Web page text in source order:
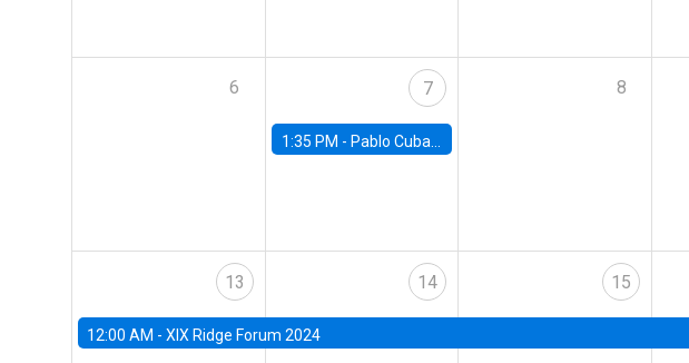
6 7
1:35 PM - Pablo Cuba, FED Board
8
13
12:00 AM - XIX Ridge Forum 2024
14 15